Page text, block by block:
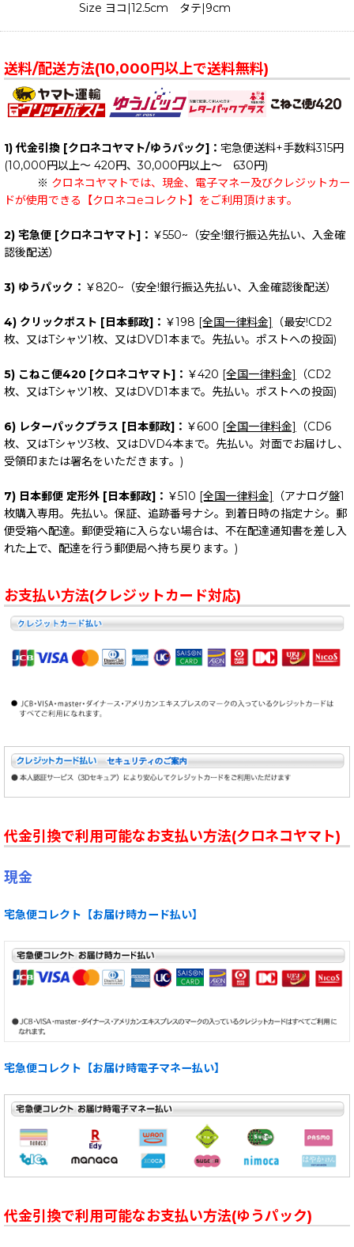
Size ヨコ|12.5cm タテ|9cm
送料/配送方法(10,000円以上で送料無料)
1) 代金引換 [クロネコヤマト/ゆうパック]： 宅急便送料+手数料315円
(10,000円以上～ 420円、30,000円以上～ 630円)
※ クロネコヤマトでは、現金、電子マネー及びクレジットカー
ドが使用できる【クロネコeコレクト】をご利用頂けます。
2) 宅急便 [クロネコヤマト]： ￥550~（安全!銀行振込先払い、入金確
認後配送）
3) ゆうパック： ￥820~（安全!銀行振込先払い、入金確認後配送）
4) クリックポスト [日本郵政]： ￥198 [全国一律料金]
（最安!CD2
枚、又はTシャツ1枚、又はDVD1本まで。先払い。ポストへの投函)
5) こねこ便420 [クロネコヤマト]： ￥420 [全国一律料金]
（CD2
枚、又はTシャツ1枚、又はDVD1本まで。先払い。ポストへの投函)
6) レターパックプラス [日本郵政]： ￥600 [全国一律料金]
（CD6
枚、又はTシャツ3枚、又はDVD4本まで。先払い。対面でお届けし、
受領印または署名をいただきます。)
7) 日本郵便 定形外 [日本郵政]： ￥510 [全国一律料金]
（アナログ盤1
枚購入専用。先払い。保証、追跡番号ナシ。到着日時の指定ナシ。郵
便受箱へ配達。郵便受箱に入らない場合は、不在配達通知書を差し入
れた上で、配達を行う郵便局へ持ち戻ります。)
お支払い方法(クレジットカード対応)
代金引換で利用可能なお支払い方法(クロネコヤマト)
現金
宅急便コレクト【お届け時カード払い】
宅急便コレクト【お届け時電子マネー払い】
代金引換で利用可能なお支払い方法(ゆうパック)